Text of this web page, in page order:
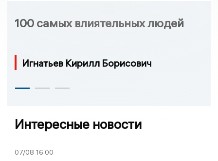
100 самых влиятельных людей
Игнатьев Кирилл Борисович
Интересные новости
07/08 16:00